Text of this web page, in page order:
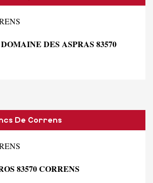
DES ASPRAS 83570
De Correns
83570 CORRENS